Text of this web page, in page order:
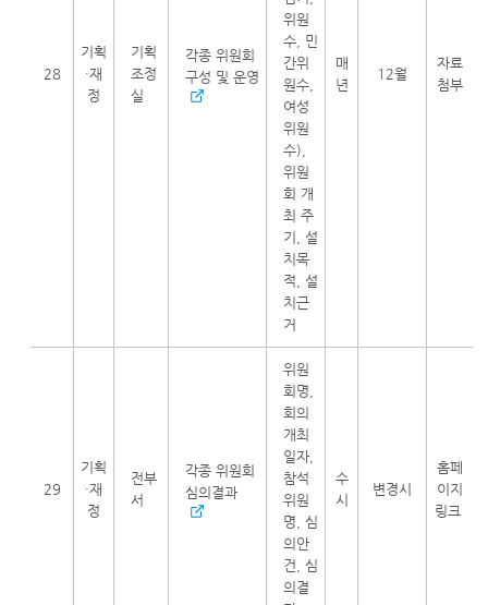
28
기획
·재
정
기획
조정
실
각종 위원회
구성 및 운영
위원
수, 민
간위
원수,
여성
위원
수),
위원
회 개
최 주
기, 설
치목
적, 설
치근
거
매
년
12월
자료
첨부
29
기획
·재
정
전부
서
각종 위원회
심의결과
위원
회명,
회의
개최
일자,
참석
위원
명, 심
의안
건, 심
의결
수
시
변경시
홈페
이지
링크